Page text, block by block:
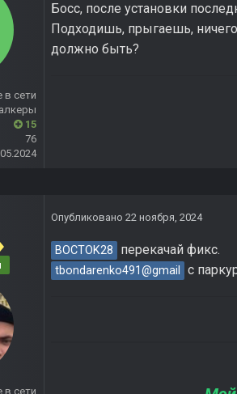
в сети
15
76
Босс, после установки
Подходишь, прыгаешь,
должно быть?
в сети
Опубликовано 22 ноября, 2024
BOCTOK28 перекачай фикс.
tbondarenko491@gmail с